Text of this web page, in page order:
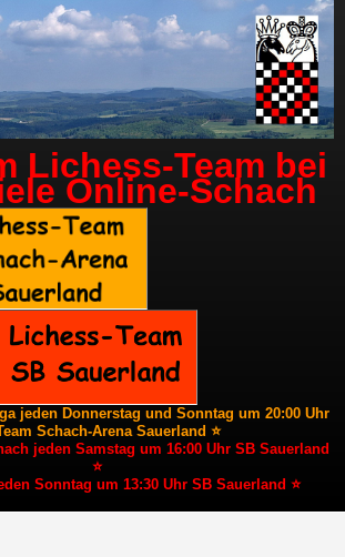
Lichess-Team bei
Online-Schach
jeden Donnerstag und Sonntag um 20:00 Uhr
Schach-Arena Sauerland ⭐
jeden Samstag um 16:00 Uhr SB Sauerland
⭐
Sonntag um 13:30 Uhr SB Sauerland ⭐